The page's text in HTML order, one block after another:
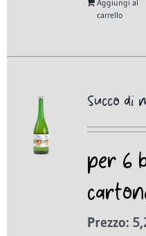
Aggiungi al
carrello
Succo di
per 6
Prezzo: